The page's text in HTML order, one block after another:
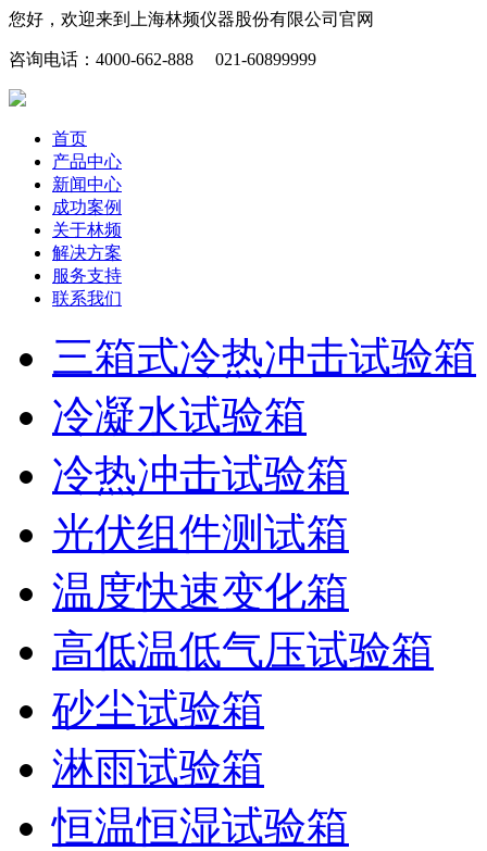
您好，欢迎来到上海林频仪器股份有限公司官网
咨询电话：4000-662-888 021-60899999
首页
产品中心
新闻中心
成功案例
关于林频
解决方案
服务支持
联系我们
三箱式冷热冲击试验箱
冷凝水试验箱
冷热冲击试验箱
光伏组件测试箱
温度快速变化箱
高低温低气压试验箱
砂尘试验箱
淋雨试验箱
恒温恒湿试验箱